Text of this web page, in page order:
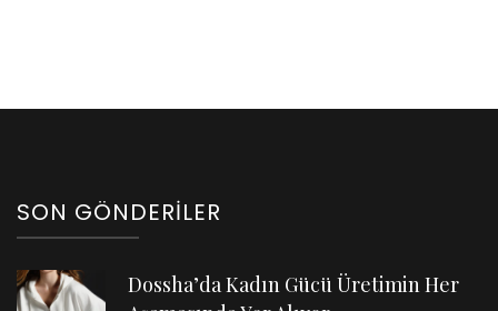
SON GÖNDERILER
Dossha’da Kadın Gücü Üretimin Her